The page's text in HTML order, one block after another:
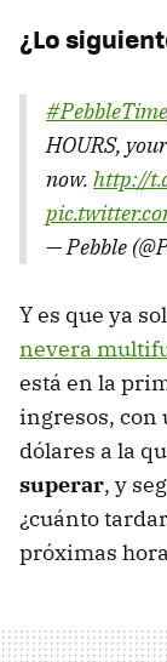
¿Lo
#PebbleTime
HOURS,
now. http://
— Pebble
Y es que ya
nevera
está en la
ingresos, con
dólares a la
superar, y
¿cuánto
próximas